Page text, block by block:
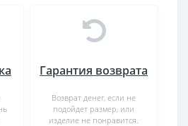
Гарантия возврата
Возврат денег, если не
подойдет размер, или
изделие не понравится.